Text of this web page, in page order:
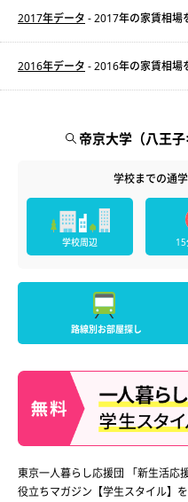
2017年データ - 2017年の家賃相場
2016年データ - 2016年の家賃相場
帝京大学（八王子
学校までの通
学校周辺
路線別お部屋探し
東京一人暮らし応援団 「新生活応
役立ちマガジン【学生スタイル】